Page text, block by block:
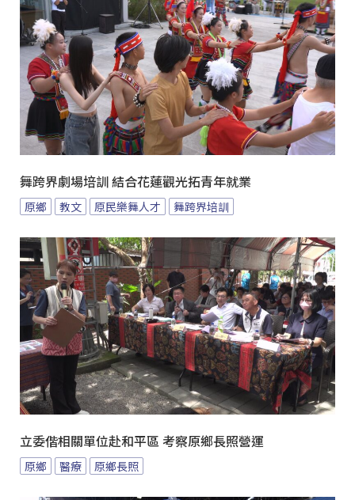
舞跨界劇場培訓 結合花蓮觀光拓青年就業
原鄉 教文 原民樂舞人才 舞跨界培訓
立委偕相關單位赴和平區 考察原鄉長照營運
原鄉 醫療 原鄉長照